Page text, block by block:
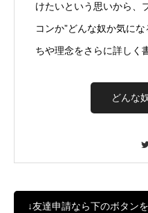
けたいという思いから、
コンか”どんな奴か気に
ちや理念をさらに詳しく
どんな
↓友達申請なら下のボタン